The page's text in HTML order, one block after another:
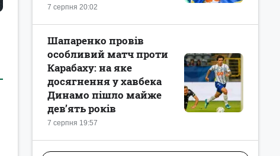
7 серпня 20:02
7 серпня 19:57
Шапаренко провів
особливий матч проти
Карабаху: на яке
досягнення у хавбека
Динамо пішло майже
дев’ять років